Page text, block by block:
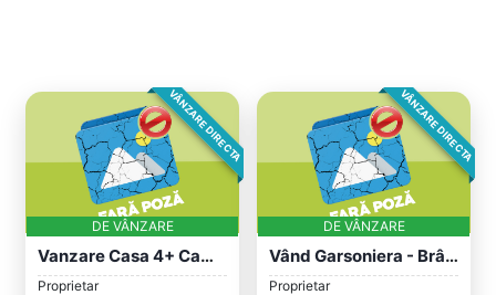
VÂNZARE DIRECTA
DE VÂNZARE
Vanzare Casa 4+ Camere P+1+M, Curte, Par...
Proprietar
VÂNZARE DIRECTA
DE VÂNZARE
Vând Garsoniera - Brâncoveanu, Pța Sudul...
Proprietar